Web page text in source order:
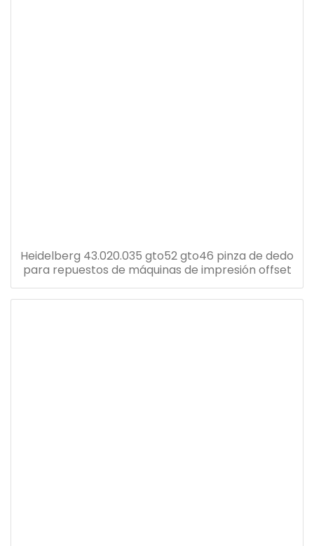
Heidelberg 43.020.035 gto52 gto46 pinza de dedo
para repuestos de máquinas de impresión offset